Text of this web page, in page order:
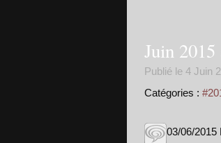
Juin
Publié le 4 Juin
Catégories :
03/06/2015